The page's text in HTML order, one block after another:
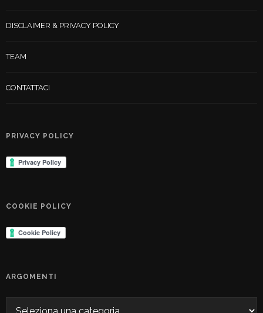
DISCLAIMER & PRIVACY POLICY
TEAM
CONTATTACI
PRIVACY POLICY
COOKIE POLICY
ARGOMENTI